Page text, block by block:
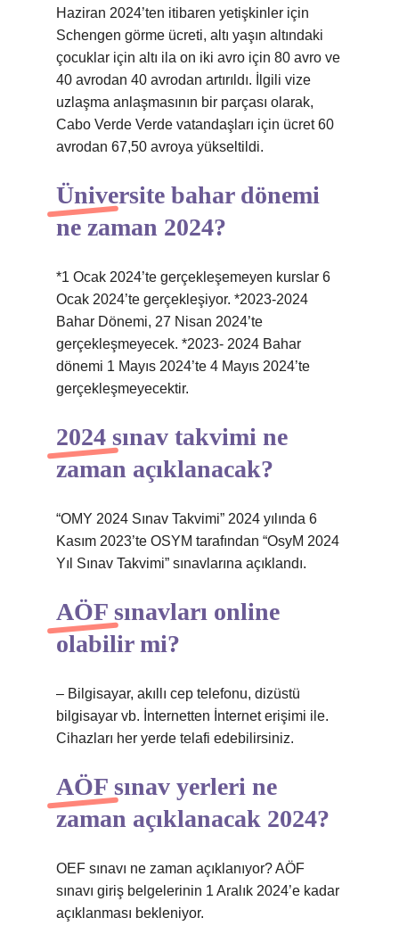
Haziran 2024’ten itibaren yetişkinler için
Schengen görme ücreti, altı yaşın altındaki
çocuklar için altı ila on iki avro için 80 avro ve
40 avrodan 40 avrodan artırıldı. İlgili vize
uzlaşma anlaşmasının bir parçası olarak,
Cabo Verde Verde vatandaşları için ücret 60
avrodan 67,50 avroya yükseltildi.
Üniversite bahar dönemi
ne zaman 2024?
*1 Ocak 2024’te gerçekleşemeyen kurslar 6
Ocak 2024’te gerçekleşiyor. *2023-2024
Bahar Dönemi, 27 Nisan 2024’te
gerçekleşmeyecek. *2023- 2024 Bahar
dönemi 1 Mayıs 2024’te 4 Mayıs 2024’te
gerçekleşmeyecektir.
2024 sınav takvimi ne
zaman açıklanacak?
“OMY 2024 Sınav Takvimi” 2024 yılında 6
Kasım 2023’te OSYM tarafından “OsyM 2024
Yıl Sınav Takvimi” sınavlarına açıklandı.
AÖF sınavları online
olabilir mi?
– Bilgisayar, akıllı cep telefonu, dizüstü
bilgisayar vb. İnternetten İnternet erişimi ile.
Cihazları her yerde telafi edebilirsiniz.
AÖF sınav yerleri ne
zaman açıklanacak 2024?
OEF sınavı ne zaman açıklanıyor? AÖF
sınavı giriş belgelerinin 1 Aralık 2024’e kadar
açıklanması bekleniyor.